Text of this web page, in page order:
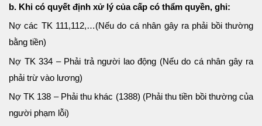
b. Khi có quyết định xử lý của cấp có thẩm quyền, ghi:
Nợ các TK 111,112,…(Nếu do cá nhân gây ra phải bồi thường
bằng tiền)
Nợ TK 334 – Phải trả người lao động (Nếu do cá nhân gây ra
phải trừ vào lương)
Nợ TK 138 – Phải thu khác (1388) (Phải thu tiền bồi thường của
người phạm lỗi)